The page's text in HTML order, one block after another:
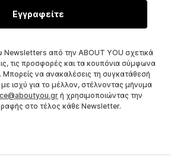
Εγγραφείτε
από την ABOUT YOU σχετικά
τις προσφορές και τα κουπόνια σύμφωνα
. Μπορείς να ανακαλέσεις τη συγκατάθεσή
ισχύ για το μέλλον, στέλνοντας μήνυμα
ή χρησιμοποιώντας την
στο τέλος κάθε Newsletter.